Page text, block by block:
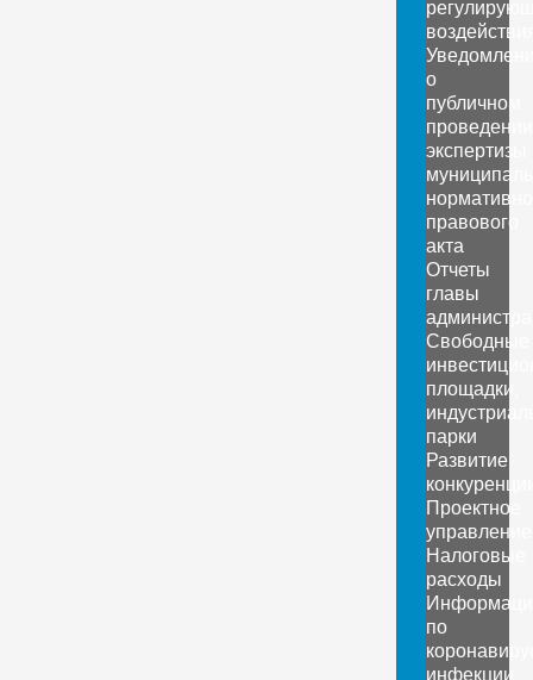
о
публичном
проведении
экспертизы
правового
акта
Отчеты
главы
Свободные
площадки,
парки
Развитие
Проектное
управление
Налоговые
расходы
по
инфекции